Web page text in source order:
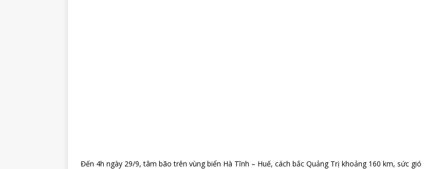
Đến 4h ngày 29/9, tâm bão trên vùng biển Hà Tĩnh – Huế, cách bắc Quảng Trị khoảng 160 km, sức gió